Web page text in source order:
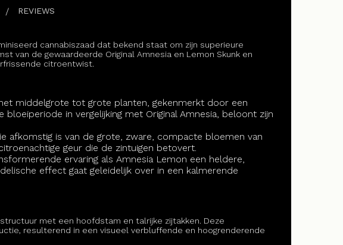
REVIEWS
cannabiszaad dat bekend staat om zijn superieure
van de gewaardeerde Original Amnesia en Lemon Skunk en
citroentwist.
middelgrote tot grote planten, gekenmerkt door een
in vergelijking met Original Amnesia, beloont zijn
afkomstig is van de grote, zware, compacte bloemen van
geur die de zintuigen betovert.
ervaring als Amnesia Lemon een heldere,
effect gaat geleidelijk over in een kalmerende
met een hoofdstam en talrijke zijtakken. Deze
resulterend in een visueel verbluffende en hoogrenderende